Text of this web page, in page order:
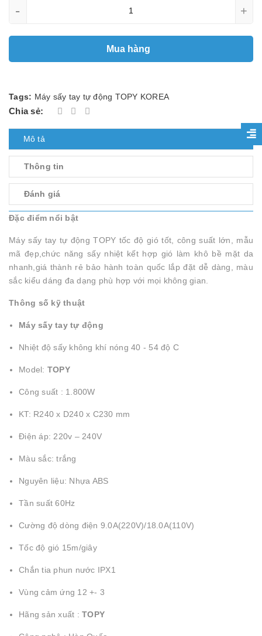
- +
Mua hàng
Tags: Máy sấy tay tự động TOPY KOREA
Chia sẻ:
Mô tả
Thông tin
Đánh giá
Đặc điểm nổi bật
Máy sấy tay tự động TOPY tốc độ gió tốt, công suất lớn, mẫu
mã đẹp,chức năng sấy nhiệt kết hợp gió làm khô bề mặt da
nhanh,giá thành rẻ bảo hành toàn quốc lắp đặt dễ dàng, màu
sắc kiểu dáng đa dạng phù hợp với mọi không gian.
Thông số kỹ thuật
Máy sấy tay tự động
Nhiệt độ sấy không khí nóng 40 - 54 độ C
Model: TOPY
Công suất : 1.800W
KT: R240 x D240 x C230 mm
Điện áp: 220v – 240V
Màu sắc: trắng
Nguyên liệu: Nhựa ABS
Tần suất 60Hz
Cường độ dòng điện 9.0A(220V)/18.0A(110V)
Tốc độ gió 15m/giây
Chắn tia phun nước IPX1
Vùng cảm ứng 12 +- 3
Hãng sản xuất : TOPY